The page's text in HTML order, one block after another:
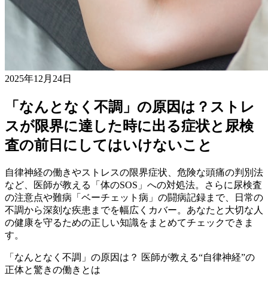
2025年12月24日
「なんとなく不調」の原因は？ストレ
スが限界に達した時に出る症状と尿検
査の前日にしてはいけないこと
自律神経の働きやストレスの限界症状、危険な頭痛の判別法
など、医師が教える「体のSOS」への対処法。さらに尿検査
の注意点や難病「ベーチェット病」の闘病記録まで、日常の
不調から深刻な疾患までを幅広くカバー。あなたと大切な人
の健康を守るための正しい知識をまとめてチェックできま
す。
「なんとなく不調」の原因は？ 医師が教える“自律神経”の
正体と驚きの働きとは